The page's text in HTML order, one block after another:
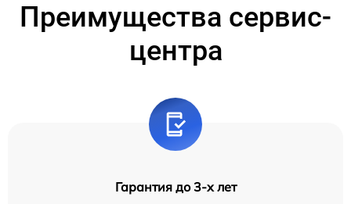
Преимущества сервис-
центра
Гарантия до 3-х лет